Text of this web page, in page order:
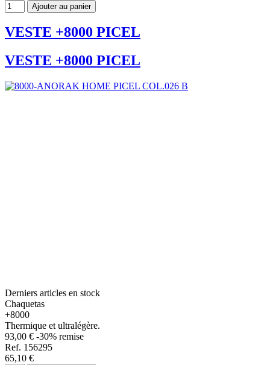
Ajouter au panier
VESTE +8000 PICEL
VESTE +8000 PICEL
Derniers articles en stock
Chaquetas
+8000
Thermique et ultralégère.
93,00 € -30% remise
Ref. 156295
65,10 €